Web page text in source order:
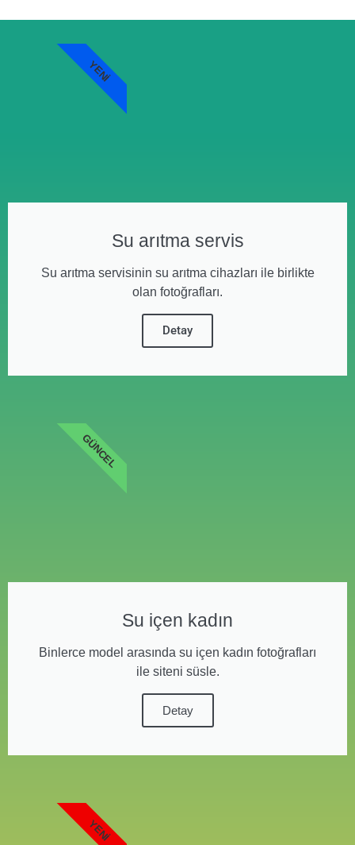
Su arıtma servis
Su arıtma servisinin su arıtma cihazları ile birlikte
olan fotoğrafları.
Detay
YENI
Su içen kadın
Binlerce model arasında su içen kadın fotoğrafları
ile siteni süsle.
Detay
GÜNCEL
YENI